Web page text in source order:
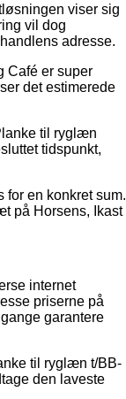
viser sig
vil dog
adresse.
Café er super
det estimerede
til ryglæn
tidspunkt,
for en konkret sum.
på Horsens, Ikast
internet
priserne på
garantere
til ryglæn t/BB-
den laveste